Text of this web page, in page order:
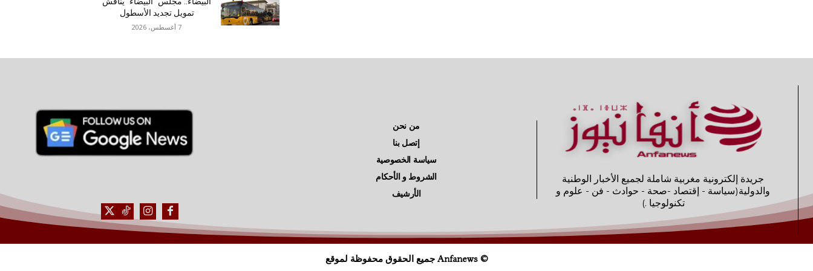
تمويل تجديد الأسطول
7 أغسطس، 2026
جريدة إلكترونية مغربية شاملة لجميع الأخبار الوطنية
والدولية(سياسة - إقتصاد -صحة - حوادث - فن - علوم و
تكنولوجيا .)
من نحن
إتصل بنا
سياسة الخصوصية
الشروط و الأحكام
الأرشيف
© Anfanews جميع الحقوق محفوظة لموقع